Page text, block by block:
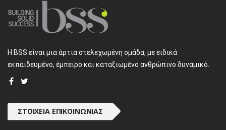
H BSS είναι μια άρτια στελεχωμένη ομάδα, με ειδικά
εκπαιδευμένο, έμπειρο και καταξιωμένο ανθρώπινο δυναμικό.
ΣΤΟΙΧΕΊΑ ΕΠΙΚΟΙΝΩΝΊΑΣ